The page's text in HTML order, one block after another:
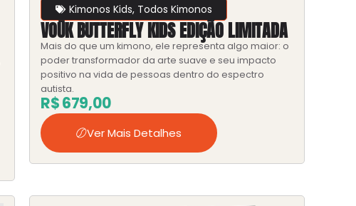
Kimonos Kids, Todos Kimonos
VOŪK BUTTERFLY KIDS EDIÇÃO LIMITADA
Mais do que um kimono, ele representa algo maior: o
poder transformador da arte suave e seu impacto
positivo na vida de pessoas dentro do espectro
autista.
R$679,00
Ver Mais Detalhes